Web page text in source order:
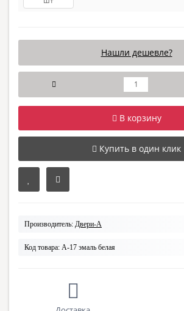
Нашли дешевле?
В корзину
Купить в один клик
Производитель: Двери-А
Код товара: А-17 эмаль белая